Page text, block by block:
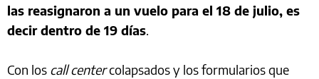
las reasignaron a un vuelo para el 18 de julio, es
decir dentro de 19 días.
Con los call centercolapsados y los formularios que